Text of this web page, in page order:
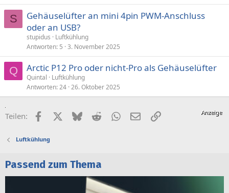
S
Gehäuselüfter an mini 4pin PWM-Anschluss
oder an USB?
stupidus
Luftkühlung
Antworten 5 3. November 2025
Q Arctic P12 Pro oder nicht-Pro als Gehäuselüfter
Quintal
Luftkühlung
Antworten 24 26. Oktober 2025
Teilen: FacebookX (Twitter)
BlueskyRedditWhatsApp
E-MailLink
Luftkühlung
Passend zum Thema